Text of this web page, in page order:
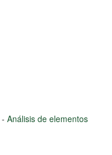
- Análisis de elementos